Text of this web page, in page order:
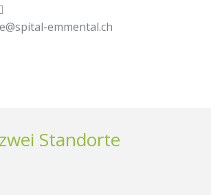
emmental.ch
Standorte